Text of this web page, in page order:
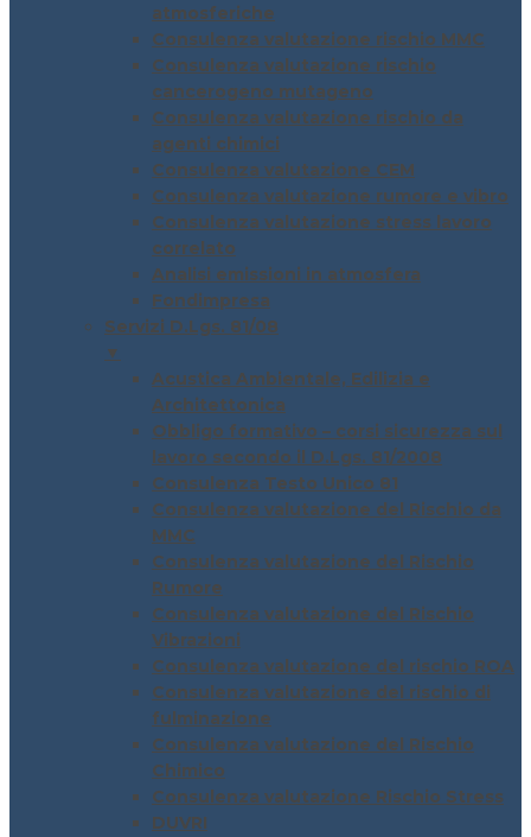
atmosferiche
Consulenza valutazione rischio MMC
Consulenza valutazione rischio
cancerogeno mutageno
Consulenza valutazione rischio da
agenti chimici
Consulenza valutazione CEM
Consulenza valutazione rumore e vibro
Consulenza valutazione stress lavoro
correlato
Analisi emissioni in atmosfera
Fondimpresa
Servizi D.Lgs. 81/08
▼
Acustica Ambientale, Edilizia e
Architettonica
Obbligo formativo – corsi sicurezza sul
lavoro secondo il D.Lgs. 81/2008
Consulenza Testo Unico 81
Consulenza valutazione del Rischio da
MMC
Consulenza valutazione del Rischio
Rumore
Consulenza valutazione del Rischio
Vibrazioni
Consulenza valutazione del rischio ROA
Consulenza valutazione del rischio di
fulminazione
Consulenza valutazione del Rischio
Chimico
Consulenza valutazione Rischio Stress
DUVRI